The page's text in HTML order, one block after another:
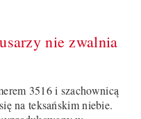
nie zwalnia
3516 i szachownicą
na teksańskim niebie.